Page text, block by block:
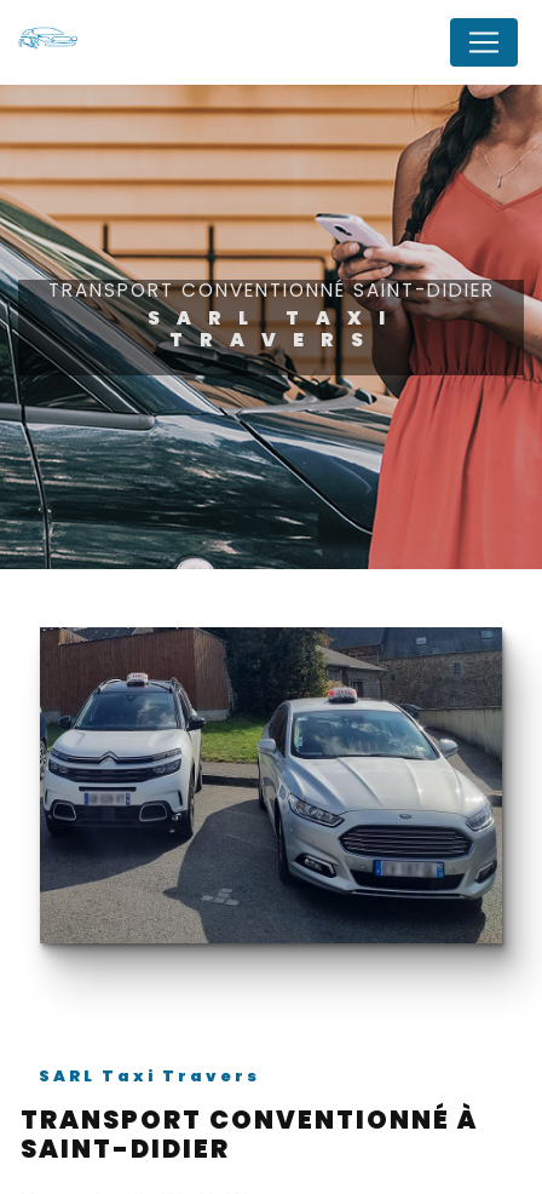
TRANSPORT CONVENTIONNÉ SAINT-DIDIER
SARL TAXI
TRAVERS
SARL Taxi Travers
TRANSPORT CONVENTIONNÉ À
SAINT-DIDIER